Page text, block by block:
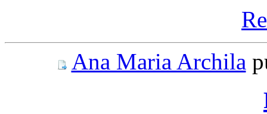
Ana Maria Archila